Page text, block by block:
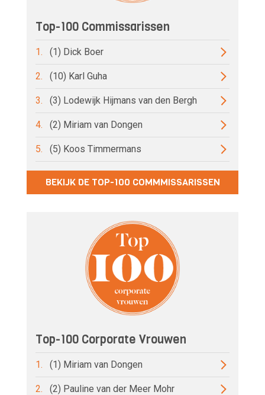
Top-100 Commissarissen
1. (1) Dick Boer
2. (10) Karl Guha
3. (3) Lodewijk Hijmans van den Bergh
4. (2) Miriam van Dongen
5. (5) Koos Timmermans
BEKIJK DE TOP-100 COMMMISSARISSEN
Top-100 Corporate Vrouwen
1. (1) Miriam van Dongen
2. (2) Pauline van der Meer Mohr